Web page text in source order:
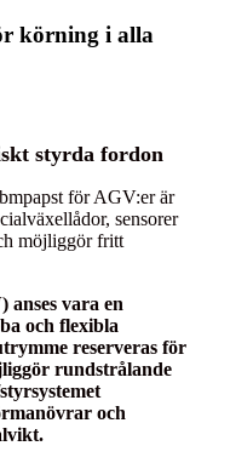
körning i alla
styrda fordon
för AGV:er är
sensorer
möjliggör fritt
vara en
och flexibla
reserveras för
rundstrålande
och